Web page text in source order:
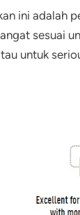
ini adalah
sesuai
untuk